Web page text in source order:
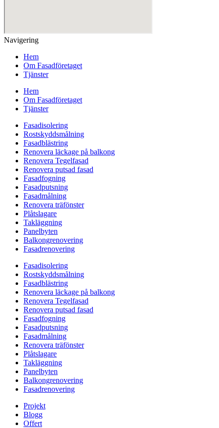
Navigering
Hem
Om Fasadföretaget
Tjänster
Hem
Om Fasadföretaget
Tjänster
Fasadisolering
Rostskyddsmålning
Fasadblästring
Renovera läckage på balkong
Renovera Tegelfasad
Renovera putsad fasad
Fasadfogning
Fasadputsning
Fasadmålning
Renovera träfönster
Plåtslagare
Takläggning
Panelbyten
Balkongrenovering
Fasadrenovering
Fasadisolering
Rostskyddsmålning
Fasadblästring
Renovera läckage på balkong
Renovera Tegelfasad
Renovera putsad fasad
Fasadfogning
Fasadputsning
Fasadmålning
Renovera träfönster
Plåtslagare
Takläggning
Panelbyten
Balkongrenovering
Fasadrenovering
Projekt
Blogg
Offert